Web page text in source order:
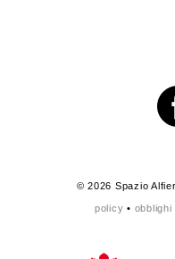
© 2026 Spazio
policy •